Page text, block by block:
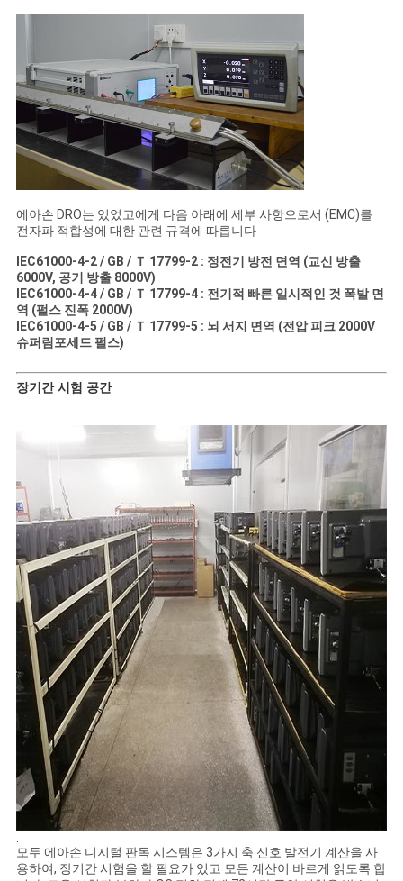
에아손 DRO는 있었고에게 다음 아래에 세부 사항으로서 (EMC)를
전자파 적합성에 대한 관련 규격에 따릅니다
IEC61000-4-2 / GB / Ｔ 17799-2 : 정전기 방전 면역 (교신 방출
6000V, 공기 방출 8000V)
IEC61000-4-4 / GB / Ｔ 17799-4 : 전기적 빠른 일시적인 것 폭발 면
역 (펄스 진폭 2000V)
IEC61000-4-5 / GB / Ｔ 17799-5 : 뇌 서지 면역 (전압 피크 2000V
슈퍼림포세드 펄스)
장기간 시험 공간
모두 에아손 디지털 판독 시스템은 3가지 축 신호 발전기 계산을 사
용하여, 장기간 시험을 할 필요가 있고 모든 계산이 바르게 읽도록 합